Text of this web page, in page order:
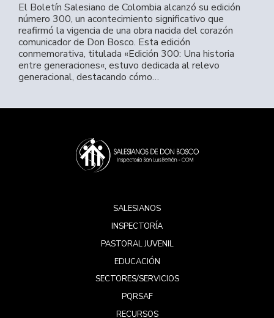
El Boletín Salesiano de Colombia alcanzó su edición
número 300, un acontecimiento significativo que
reafirmó la vigencia de una obra nacida del corazón
comunicador de Don Bosco. Esta edición
conmemorativa, titulada «Edición 300: Una historia
entre generaciones«, estuvo dedicada al relevo
generacional, destacando cómo…
SALESIANOS
INSPECTORÍA
PASTORAL JUVENIL
EDUCACIÓN
SECTORES/SERVICIOS
PQRSAF
RECURSOS